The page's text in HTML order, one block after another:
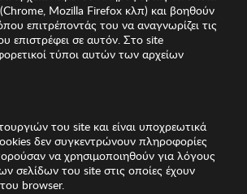
Mozilla Firefox κλπ) και βοηθούν
επιτρέποντάς του να αναγνωρίζει τις
επιστρέφει σε αυτόν. Στο site
τύποι αυτών των αρχείων
του site και είναι υποχρεωτικά
δεν συγκεντρώνουν πληροφορίες
να χρησιμοποιηθούν για λόγους
σελίδων του site στις οποίες έχουν
browser.